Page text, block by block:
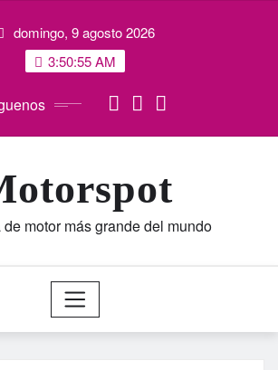
domingo, 9 agosto 2026
3:50:55 AM
de motor más grande del mundo